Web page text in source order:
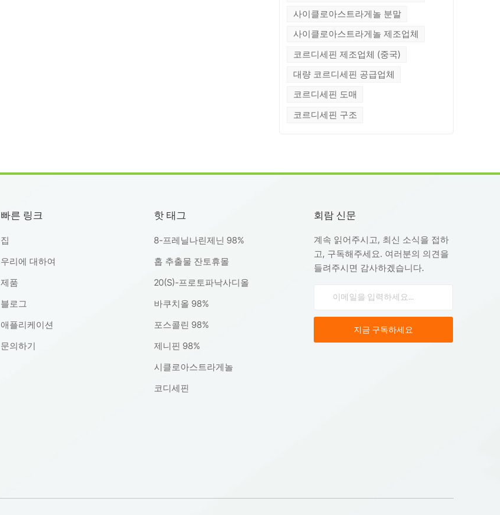
사이클로아스트라게놀 분말
사이클로아스트라게놀 제조업체
코르디세핀 제조업체 (중국)
대량 코르디세핀 공급업체
코르디세핀 도매
코르디세핀 구조
빠른 링크
집
우리에 대하여
제품
블로그
애플리케이션
문의하기
핫 태그
8-프레닐나린제닌 98%
홉 추출물 잔토휴몰
20(S)-프로토파낙사디올
바쿠치올 98%
포스콜린 98%
제니핀 98%
시클로아스트라게놀
코디세핀
회람 신문
계속 읽어주시고, 최신 소식을 접하
고, 구독해주세요. 여러분의 의견을
들려주시면 감사하겠습니다.